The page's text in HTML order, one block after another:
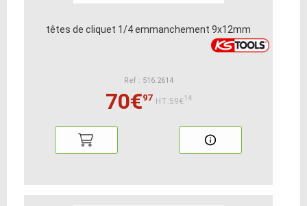
têtes de cliquet 1/4 emmanchement 9x12mm
Ref : 516.2614
70€97 HT:59€14